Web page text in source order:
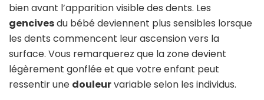
bien avant l’apparition visible des dents. Les
gencivesdu bébé deviennent plus sensibles lorsque
les dents commencent leur ascension vers la
surface. Vous remarquerez que la zone devient
légèrement gonflée et que votre enfant peut
ressentir une douleurvariable selon les individus.